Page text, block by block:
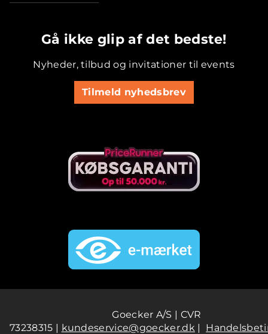
Gå ikke glip af det bedste!
Nyheder, tilbud og invitationer til events
Tilmeld nyhedsbrev
Goecker A/S | CVR
73238315 | kundeservice@goecker.dk |